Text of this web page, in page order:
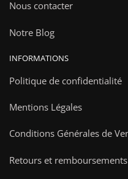
Nous contacter
Notre Blog
INFORMATIONS
Politique de confidentialité
Mentions Légales
Conditions Générales de
Retours et remboursements